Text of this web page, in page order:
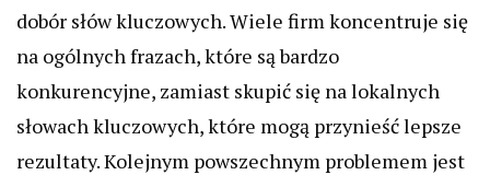
dobór słów kluczowych. Wiele firm koncentruje się
na ogólnych frazach, które są bardzo
konkurencyjne, zamiast skupić się na lokalnych
słowach kluczowych, które mogą przynieść lepsze
rezultaty. Kolejnym powszechnym problemem jest